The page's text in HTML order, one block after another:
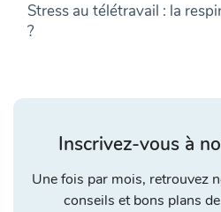
Stress au télétravail : la
?
Inscrivez-vous à
Une fois par mois, retrouvez
conseils et bons plans